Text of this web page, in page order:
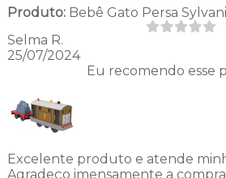
Produto:Bebê Gato Persa
Selma R.
25/07/2024
Eu recomendo esse
Excelente produto e atende
Agradeço imensamente a